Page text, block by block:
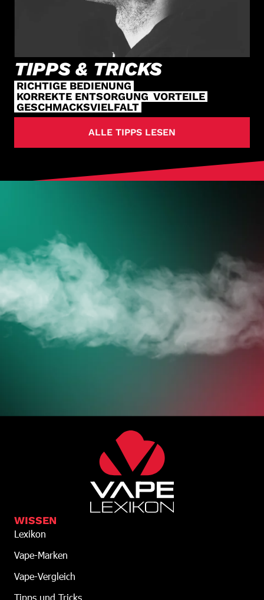
TIPPS & TRICKS
RICHTIGE BEDIENUNG
KORREKTE ENTSORGUNG VORTEILE
GESCHMACKSVIELFALT
ALLE TIPPS LESEN
DEINE VAPES
JETZT ZUM ONLINESHOP
WISSEN
Lexikon
Vape-Marken
Vape-Vergleich
Tipps und Tricks